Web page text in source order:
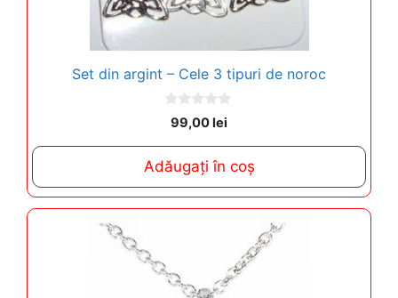
Set din argint – Cele 3 tipuri de noroc
0
o
5
99,00lei
Adăugați în coș